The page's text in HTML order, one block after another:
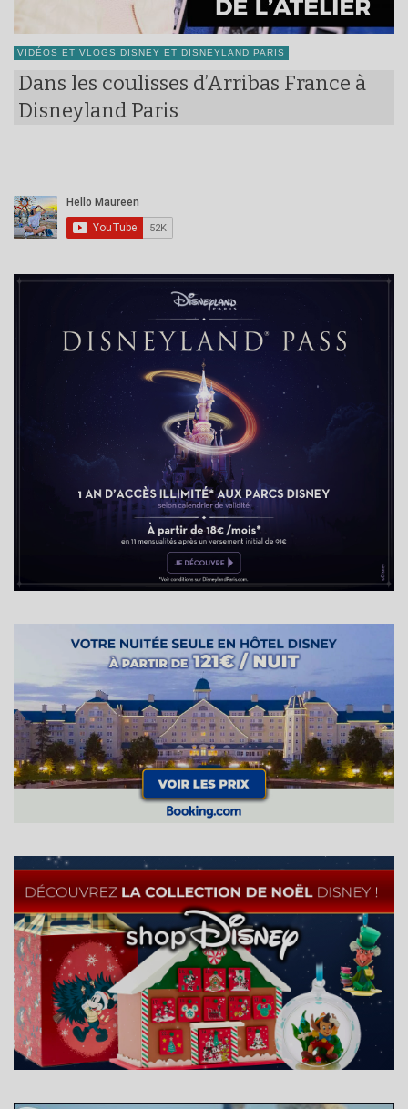
VIDÉOS ET VLOGS DISNEY ET DISNEYLAND PARIS
Dans les coulisses d’Arribas France à
Disneyland Paris